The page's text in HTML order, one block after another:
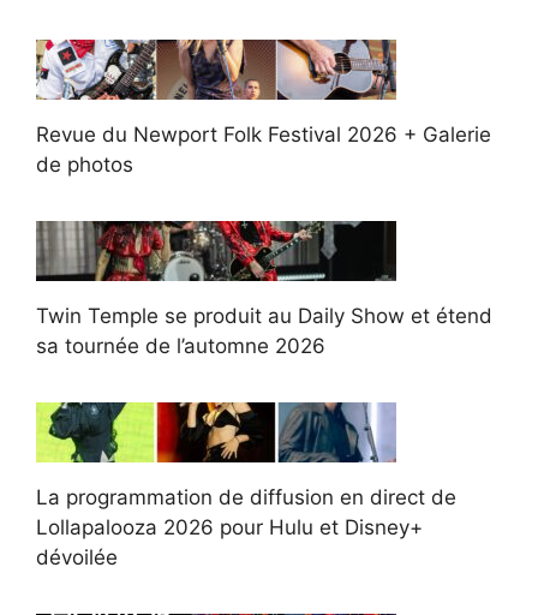
Revue du Newport Folk Festival 2026 + Galerie
de photos
Twin Temple se produit au Daily Show et étend
sa tournée de l’automne 2026
La programmation de diffusion en direct de
Lollapalooza 2026 pour Hulu et Disney+
dévoilée